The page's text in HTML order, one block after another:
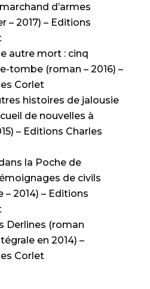
d’armes
– 2017) – Editions
autre mort : cinq
tombe (roman – 2016) –
Corlet
histoires de jalousie
de nouvelles à
– Editions Charles
la Poche de
de civils
– 2014) – Editions
Derlines (roman
en 2014) –
Corlet